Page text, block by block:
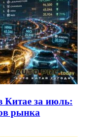
Китае за июль:
рынка